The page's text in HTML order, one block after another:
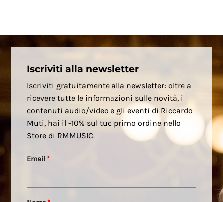
Iscriviti alla newsletter
Iscriviti gratuitamente alla newsletter: oltre a
ricevere tutte le informazioni sulle novità, i
contenuti audio/video e gli eventi di Riccardo
Muti, hai il -10% sul tuo primo ordine nello
Store di RMMUSIC.
Email*